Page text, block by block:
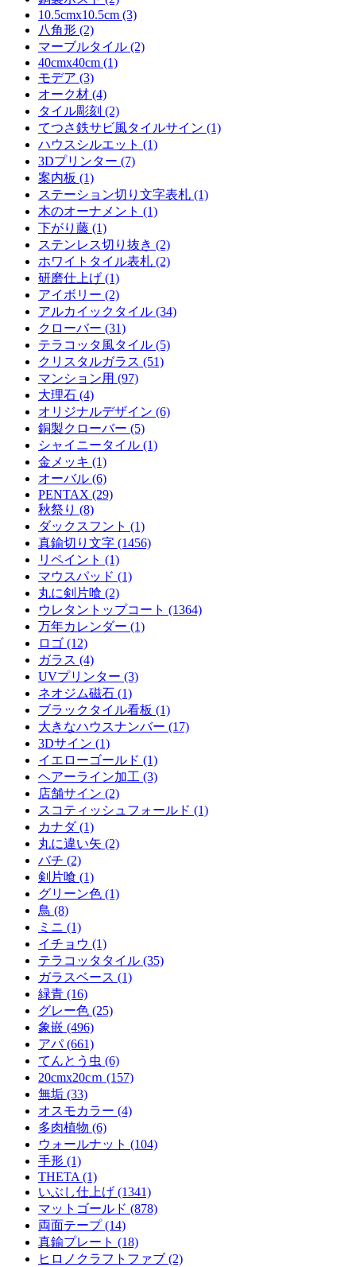
10.5cmx10.5cm (3)
八角形 (2)
マーブルタイル (2)
40cmx40cm (1)
モデア (3)
オーク材 (4)
タイル彫刻 (2)
てつさ鉄サビ風タイルサイン (1)
ハウスシルエット (1)
3Dプリンター (7)
案内板 (1)
ステーション切り文字表札 (1)
木のオーナメント (1)
下がり藤 (1)
ステンレス切り抜き (2)
ホワイトタイル表札 (2)
研磨仕上げ (1)
アイボリー (2)
アルカイックタイル (34)
クローバー (31)
テラコッタ風タイル (5)
クリスタルガラス (51)
マンション用 (97)
大理石 (4)
オリジナルデザイン (6)
銅製クローバー (5)
シャイニータイル (1)
金メッキ (1)
オーバル (6)
PENTAX (29)
秋祭り (8)
ダックスフント (1)
真鍮切り文字 (1456)
リペイント (1)
マウスパッド (1)
丸に剣片喰 (2)
ウレタントップコート (1364)
万年カレンダー (1)
ロゴ (12)
ガラス (4)
UVプリンター (3)
ネオジム磁石 (1)
ブラックタイル看板 (1)
大きなハウスナンバー (17)
3Dサイン (1)
イエローゴールド (1)
ヘアーライン加工 (3)
店舗サイン (2)
スコティッシュフォールド (1)
カナダ (1)
丸に違い矢 (2)
バチ (2)
剣片喰 (1)
グリーン色 (1)
鳥 (8)
ミニ (1)
イチョウ (1)
テラコッタタイル (35)
ガラスベース (1)
緑青 (16)
グレー色 (25)
象嵌 (496)
アパ (661)
てんとう虫 (6)
20cmx20cｍ (157)
無垢 (33)
オスモカラー (4)
多肉植物 (6)
ウォールナット (104)
手形 (1)
THETA (1)
いぶし仕上げ (1341)
マットゴールド (878)
両面テープ (14)
真鍮プレート (18)
ヒロノクラフトファブ (2)